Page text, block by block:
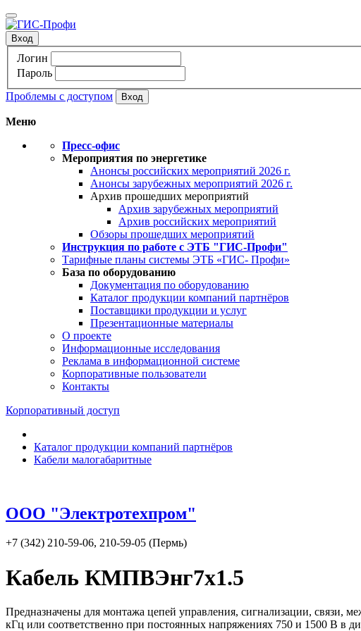
Вход
Логин
Пароль
Проблемы с доступом
Меню
Пресс-офис
Мероприятия по энергетике
Анонсы российских мероприятий 2026 г.
Анонсы зарубежных мероприятий 2026 г.
Архив прошедших мероприятий
Архив зарубежных мероприятий
Архив российских мероприятий
Обзоры прошедших мероприятий
Инструкция по работе с ЭТБ "ГИС-Профи"
Тарифные планы системы ЭТБ «ГИС- Профи»
База по оборудованию
Документация по оборудованию
Каталог продукции компаний партнёров
Поставщики продукции и услуг
Презентационные материалы
О проекте
Информационные исследования
Реклама в информационной системе
Корпоративные пользователи
Контакты
Корпоративный доступ
Каталог продукции компаний партнёров
Кабели малогабаритные
ООО "Электротехпром"
+7 (342) 210-59-06, 210-59-05 (Пермь)
Кабель КМПВЭнг7х1.5
Предназначены для монтажа цепей управления, сигнализации,
кГц или соответственно при постоянных напряжениях 750 и 1500 В в